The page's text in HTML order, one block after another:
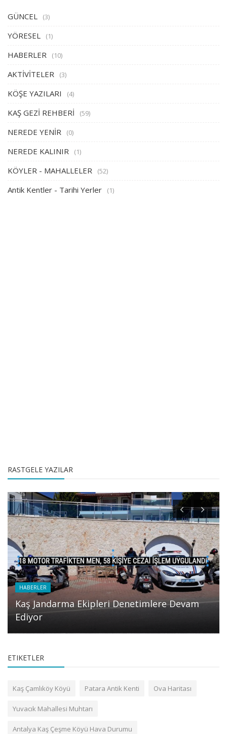
GÜNCEL (3)
YÖRESEL (1)
HABERLER (10)
AKTİVİTELER (3)
KÖŞE YAZILARI (4)
KAŞ GEZİ REHBERİ (59)
NEREDE YENİR (0)
NEREDE KALINIR (1)
KÖYLER - MAHALLELER (52)
Antik Kentler - Tarihi Yerler (1)
RASTGELE YAZILAR
HABERLER
Kaş Jandarma Ekipleri Denetimlere Devam
Ediyor
ETIKETLER
Kaş Çamlıköy Köyü Patara Antik Kenti Ova Haritası
Yuvacık Mahallesi Muhtarı
Antalya Kaş Çeşme Köyü Hava Durumu